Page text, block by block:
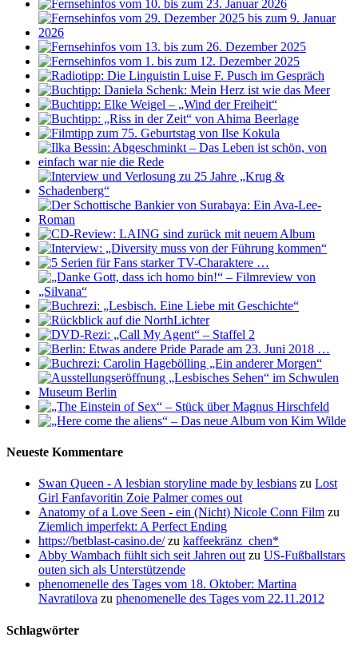
Neueste Kommentare
Swan Queen - A lesbian storyline made by lesbians zu Lost
Girl Fanfavoritin Zoie Palmer comes out
Anatomy of a Love Seen - ein (Nicht) Nicole Conn Film zu
Ziemlich imperfekt: A Perfect Ending
https://betblast-casino.de/zu kaffeekränz_chen*
Abby Wambach fühlt sich seit Jahren out zu US-Fußballstars
outen sich als Unterstützende
phenomenelle des Tages vom 18. Oktober: Martina
Navratilova zu phenomenelle des Tages vom 22.11.2012
Schlagwörter